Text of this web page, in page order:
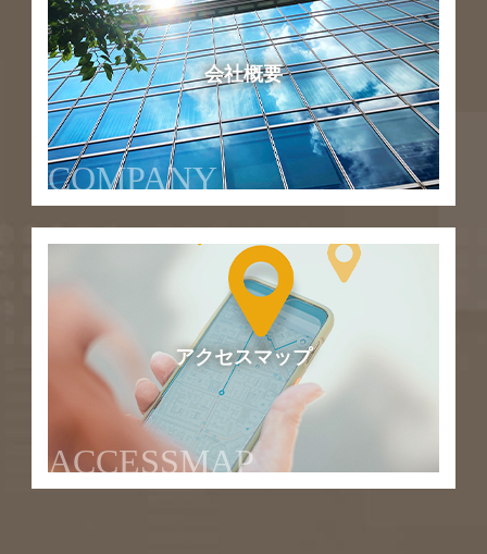
会社概要
COMPANY
アクセスマップ
ACCESSMAP